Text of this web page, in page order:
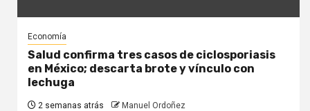
Economía
Salud confirma tres casos de ciclosporiasis
en México; descarta brote y vínculo con
lechuga
2 semanas atrás Manuel Ordoñez